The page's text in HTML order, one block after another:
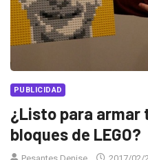
PUBLICIDAD
¿Listo para
bloques de LEGO?